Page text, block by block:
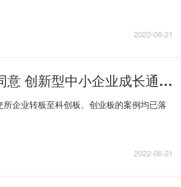
2022-06-21
泰祥股份“北转创”获深交所同意 创新型中小企业成长通道被打开
企业转板至科创板、创业板的案例均已落
2022-06-21